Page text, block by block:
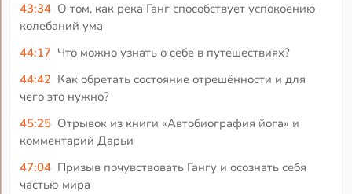
43:34 О том, как река Ганг способствует успокоению
колебаний ума
44:17 Что можно узнать о себе в путешествиях?
44:42 Как обретать состояние отрешённости и для
чего это нужно?
45:25 Отрывок из книги «Автобиография йога» и
комментарий Дарьи
47:04 Призыв почувствовать Гангу и осознать себя
частью мира